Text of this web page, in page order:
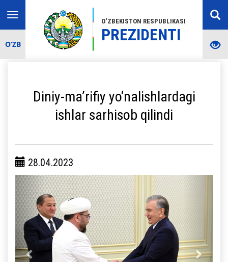
O‘ZBEKISTON RESPUBLIKASI
PREZIDENTI
Toggle
navigation
O‘ZB
Diniy-ma’rifiy yo‘nalishlardagi
ishlar sarhisob qilindi
28.04.2023